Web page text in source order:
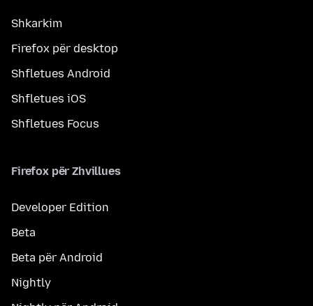
Shkarkim
Firefox për desktop
Shfletues Android
Shfletues iOS
Shfletues Focus
Firefox për Zhvillues
Developer Edition
Beta
Beta për Android
Nightly